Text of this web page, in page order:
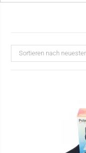
Sortieren nach